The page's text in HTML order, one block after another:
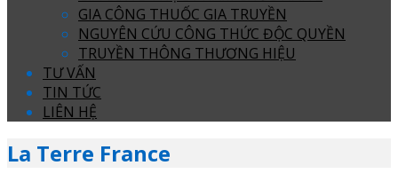
GIA CÔNG THUỐC GIA TRUYỀN
NGUYÊN CỨU CÔNG THỨC ĐỘC QUYỀN
TRUYỀN THÔNG THƯƠNG HIỆU
TƯ VẤN
TIN TỨC
LIÊN HỆ
La Terre France